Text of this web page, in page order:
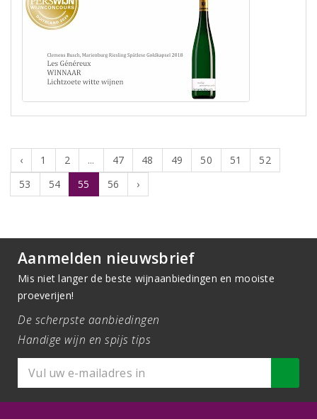
‹ 1 2 ... 47 48 49 50 51
52
53
54 55 56 ›
Aanmelden nieuwsbrief
Mis niet langer de beste wijnaanbiedingen en mooiste
proeverijen!
De scherpste aanbiedingen
Handige wijn en spijs tips